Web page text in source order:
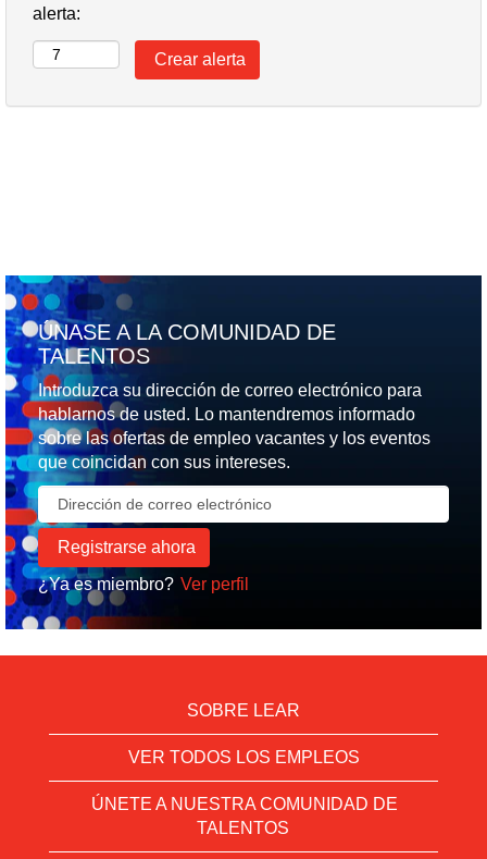
alerta:
ÚNASE A LA COMUNIDAD DE
TALENTOS
Introduzca su dirección de correo electrónico para
hablarnos de usted. Lo mantendremos informado
sobre las ofertas de empleo vacantes y los eventos
que coincidan con sus intereses.
¿Ya es miembro? Ver perfil
SOBRE LEAR
VER TODOS LOS EMPLEOS
ÚNETE A NUESTRA COMUNIDAD DE
TALENTOS